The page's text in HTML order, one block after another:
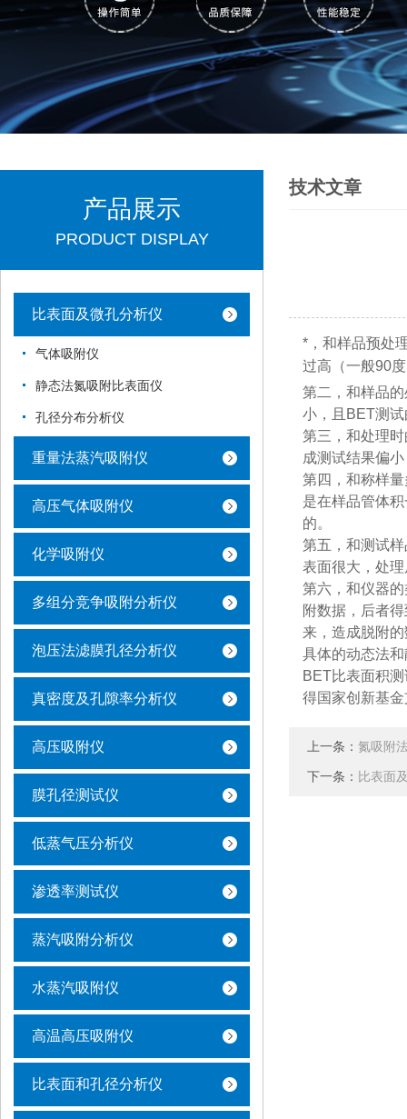
产品展示
PRODUCT DISPLAY
比表面及微孔分析仪
气体吸附仪
静态法氮吸附比表面仪
孔径分布分析仪
重量法蒸汽吸附仪
高压气体吸附仪
化学吸附仪
多组分竞争吸附分析仪
泡压法滤膜孔径分析仪
真密度及孔隙率分析仪
高压吸附仪
膜孔径测试仪
低蒸气压分析仪
渗透率测试仪
蒸汽吸附分析仪
水蒸汽吸附仪
高温高压吸附仪
比表面和孔径分析仪
技术文章
*，和样品预处
过高（一般90
第二，和样品
小，且BET测
第三，和处理
成测试结果偏
第四，和称样
是在样品管体
的。
第五，和测试
表面很大，处
第六，和仪器
附数据，后者
来，造成脱附
具体的动态法
BET比表面积
得国家创新基
上一条： 氮吸附
下一条： 比表面